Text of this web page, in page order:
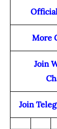
More
Join
Join